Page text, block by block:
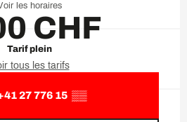
les horaires
CHF
Tarif plein
tous les tarifs
27 776 15 ▒▒